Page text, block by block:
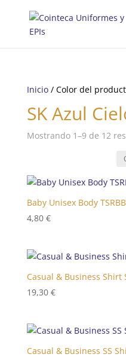
Inicio/ Color del
SK Azul
Mostrando 1–9 de 12
Baby Unisex Body
4,80 €
Casual & Business Shirt
19,30 €
Casual & Business SS